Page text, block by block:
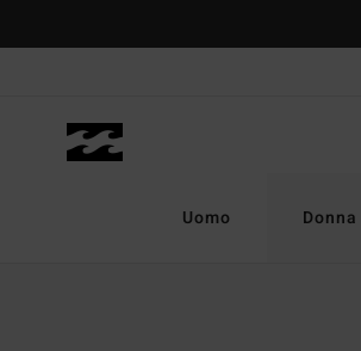
prodotto
Uomo Donna